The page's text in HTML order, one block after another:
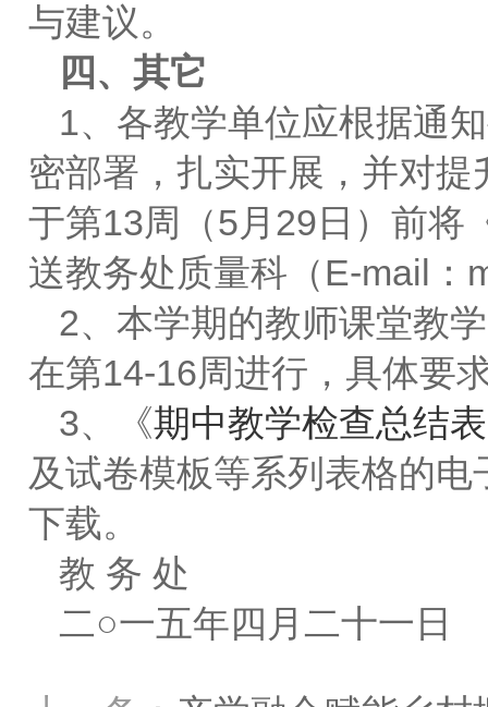
与建议。
四、其它
1、各教学单位应根据通
密部署，扎实开展，并对
于第13周（5月29日）前将
送教务处质量科（E-mail：
2、本学期的教师课堂教
在第14-16周进行，具体要
3、《期中教学检查总结表
及试卷模板等系列表格的电
下载。
教 务 处
二○一五年四月二十一日